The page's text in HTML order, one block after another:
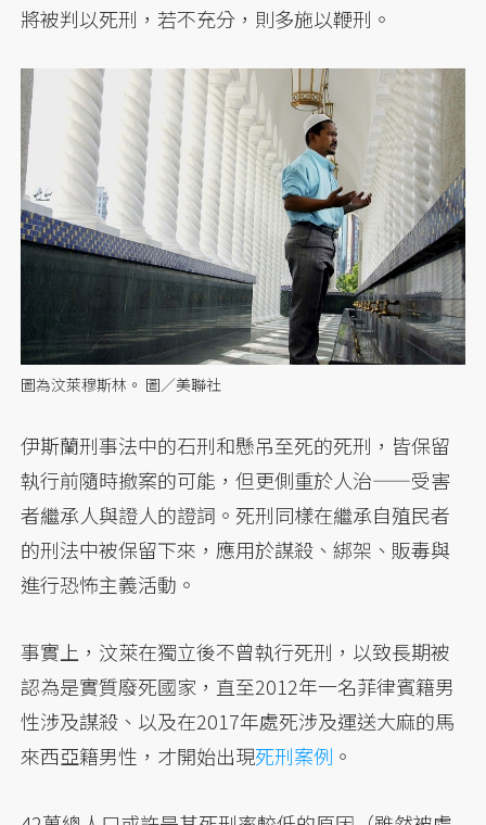
將被判以死刑，若不充分，則多施以鞭刑。
圖為汶萊穆斯林。 圖／美聯社
伊斯蘭刑事法中的石刑和懸吊至死的死刑，皆保留
執行前隨時撤案的可能，但更側重於人治——受害
者繼承人與證人的證詞。死刑同樣在繼承自殖民者
的刑法中被保留下來，應用於謀殺、綁架、販毒與
進行恐怖主義活動。
事實上，汶萊在獨立後不曾執行死刑，以致長期被
認為是實質廢死國家，直至2012年一名菲律賓籍男
性涉及謀殺、以及在2017年處死涉及運送大麻的馬
來西亞籍男性，才開始出現死刑案例 。